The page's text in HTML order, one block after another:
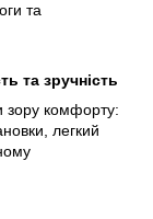
та
та зручність
зору комфорту:
легкий